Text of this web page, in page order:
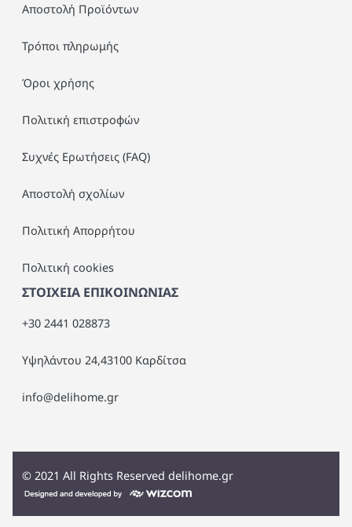
Αποστολή Προϊόντων
Τρόποι πληρωμής
Όροι χρήσης
Πολιτική επιστροφών
Συχνές Ερωτήσεις (FAQ)
Αποστολή σχολίων
Πολιτική Απορρήτου
Πολιτική cookies
ΣΤΟΙΧΕΙΑ ΕΠΙΚΟΙΝΩΝΙΑΣ
+30 2441 028873
Υψηλάντου 24,43100 Καρδίτσα
info@delihome.gr
© 2021 All Rights Reserved delihome.gr